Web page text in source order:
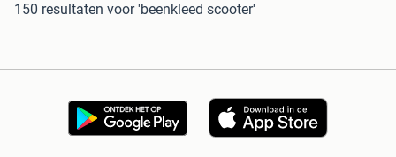
150 resultaten voor 'beenkleed scooter'